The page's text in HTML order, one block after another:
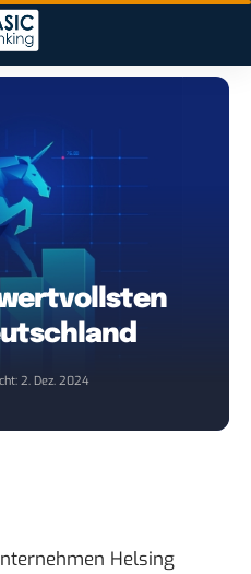
wertvollsten
2. Dez. 2024
Helsing